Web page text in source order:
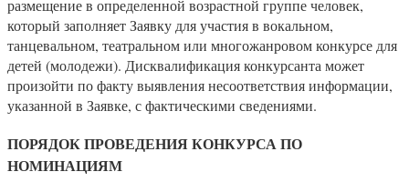
размещение в определенной возрастной группе человек,
который заполняет Заявку для участия в вокальном,
танцевальном, театральном или многожанровом конкурсе для
детей (молодежи). Дисквалификация конкурсанта может
произойти по факту выявления несоответствия информации,
указанной в Заявке, с фактическими сведениями.
ПОРЯДОК ПРОВЕДЕНИЯ КОНКУРСА ПО
НОМИНАЦИЯМ